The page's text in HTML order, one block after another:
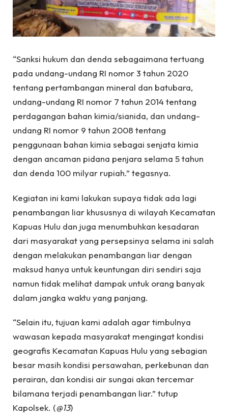
“Sanksi hukum dan denda sebagaimana tertuang
pada undang-undang RI nomor 3 tahun 2020
tentang pertambangan mineral dan batubara,
undang-undang RI nomor 7 tahun 2014 tentang
perdagangan bahan kimia/sianida, dan undang-
undang RI nomor 9 tahun 2008 tentang
penggunaan bahan kimia sebagai senjata kimia
dengan ancaman pidana penjara selama 5 tahun
dan denda 100 milyar rupiah.” tegasnya.
Kegiatan ini kami lakukan supaya tidak ada lagi
penambangan liar khususnya di wilayah Kecamatan
Kapuas Hulu dan juga menumbuhkan kesadaran
dari masyarakat yang persepsinya selama ini salah
dengan melakukan penambangan liar dengan
maksud hanya untuk keuntungan diri sendiri saja
namun tidak melihat dampak untuk orang banyak
dalam jangka waktu yang panjang.
“Selain itu, tujuan kami adalah agar timbulnya
wawasan kepada masyarakat mengingat kondisi
geografis Kecamatan Kapuas Hulu yang sebagian
besar masih kondisi persawahan, perkebunan dan
perairan, dan kondisi air sungai akan tercemar
bilamana terjadi penambangan liar.” tutup
Kapolsek. (@13)